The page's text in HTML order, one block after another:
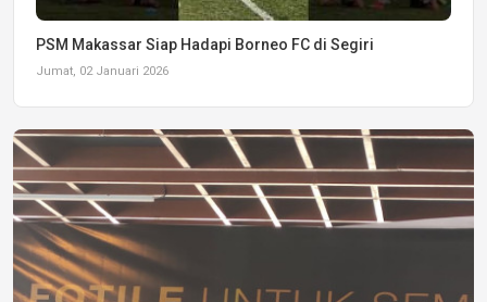
PSM Makassar Siap Hadapi Borneo FC di Segiri
Jumat, 02 Januari 2026